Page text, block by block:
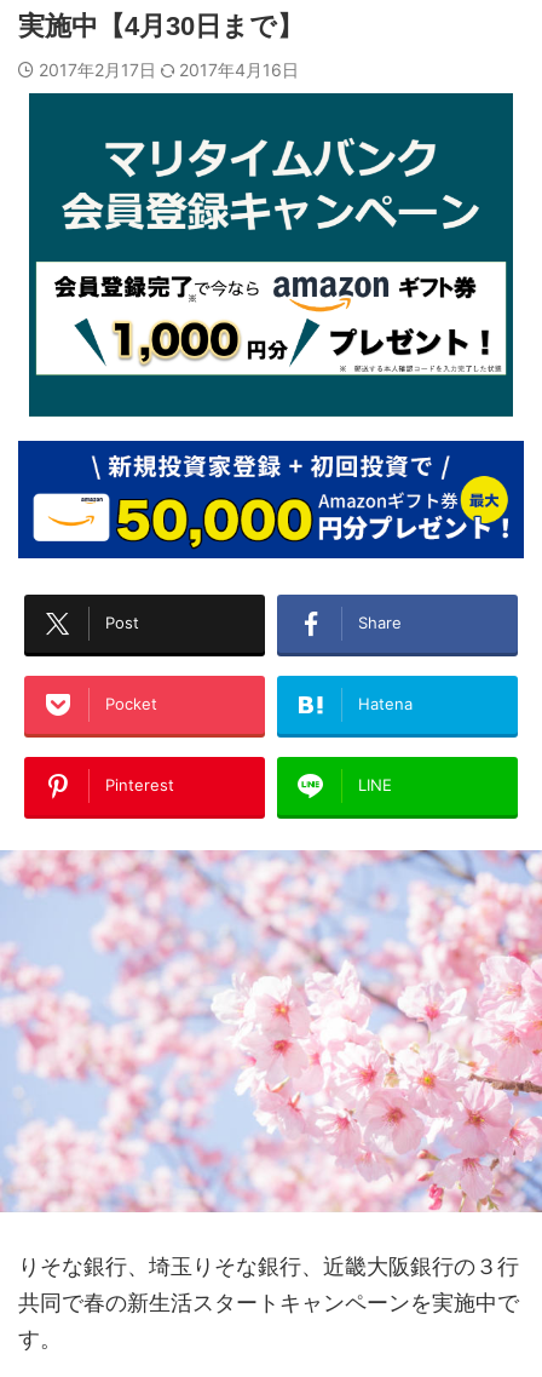
実施中【4月30日まで】
2017年2月17日 2017年4月16日
Post Share
Pocket Hatena
Pinterest LINE
りそな銀行、埼玉りそな銀行、近畿大阪銀行の３行
共同で春の新生活スタートキャンペーンを実施中で
す。